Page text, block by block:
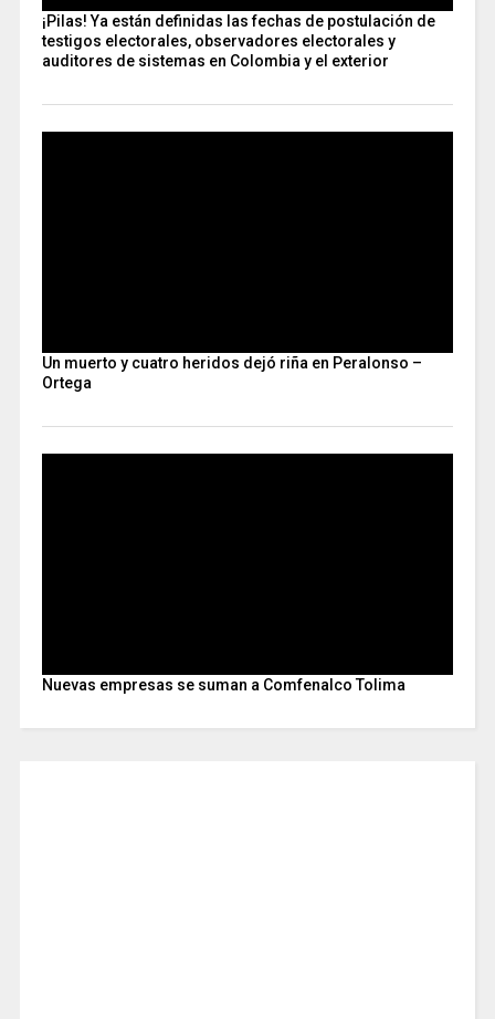
¡Pilas! Ya están definidas las fechas de postulación de
testigos electorales, observadores electorales y
auditores de sistemas en Colombia y el exterior
Un muerto y cuatro heridos dejó riña en Peralonso –
Ortega
Nuevas empresas se suman a Comfenalco Tolima